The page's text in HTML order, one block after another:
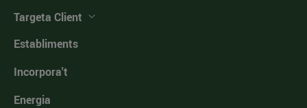
Targeta Client
Establiments
Incorpora't
Energia